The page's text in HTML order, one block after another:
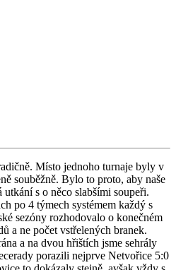
Místo jednoho turnaje byly v
souběžně. Bylo to proto, aby naše
s o něco slabšími soupeři.
po 4 týmech systémem každý s
sezóny rozhodovalo o konečném
a ne počet vstřelených branek.
a na dvou hřištích jsme sehrály
porazili nejprve Netvořice 5:0